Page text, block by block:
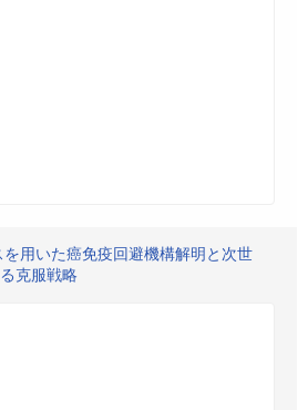
用いた癌免疫回避機構解明と次世
克服戦略